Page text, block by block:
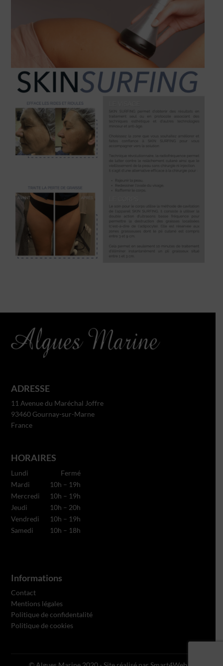
ADRESSE
11 Avenue du Maréchal Joffre
93460 Gournay-sur-Marne
France
HORAIRES
Lundi
Fermé
Mardi
10h – 19h
Mercredi
10h – 19h
Jeudi
10h – 20h
Vendredi
10h – 19h
Samedi
10h – 18h
Informations
Contact
Mentions légales
Politique de confidentalité
Politique de cookies